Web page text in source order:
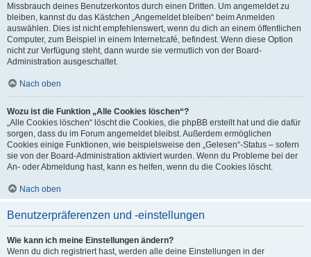
Missbrauch deines Benutzerkontos durch einen Dritten. Um angemeldet zu
bleiben, kannst du das Kästchen „Angemeldet bleiben“ beim Anmelden
auswählen. Dies ist nicht empfehlenswert, wenn du dich an einem öffentlichen
Computer, zum Beispiel in einem Internetcafé, befindest. Wenn diese Option
nicht zur Verfügung steht, dann wurde sie vermutlich von der Board-
Administration ausgeschaltet.
Nach oben
Wozu ist die Funktion „Alle Cookies löschen“?
„Alle Cookies löschen“ löscht die Cookies, die phpBB erstellt hat und die dafür
sorgen, dass du im Forum angemeldet bleibst. Außerdem ermöglichen
Cookies einige Funktionen, wie beispielsweise den „Gelesen“-Status – sofern
sie von der Board-Administration aktiviert wurden. Wenn du Probleme bei der
An- oder Abmeldung hast, kann es helfen, wenn du die Cookies löscht.
Nach oben
Benutzerpräferenzen und -einstellungen
Wie kann ich meine Einstellungen ändern?
Wenn du dich registriert hast, werden alle deine Einstellungen in der